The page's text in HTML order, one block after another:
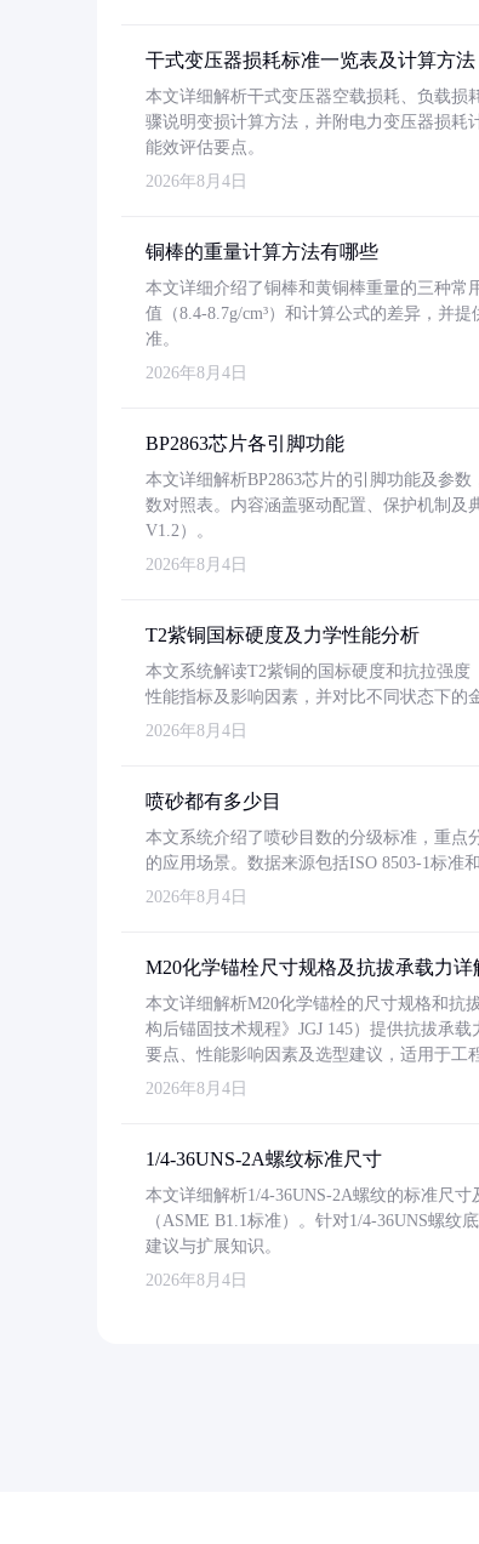
干式变压器损耗标准一览表及计算方法
本文详细解析干式变压器空载损耗、负载损
骤说明变损计算方法，并附电力变压器损耗
能效评估要点。
2026年8月4日
铜棒的重量计算方法有哪些
本文详细介绍了铜棒和黄铜棒重量的三种常
值（8.4-8.7g/cm³）和计算公式的差异，并
准。
2026年8月4日
BP2863芯片各引脚功能
本文详细解析BP2863芯片的引脚功能及参
数对照表。内容涵盖驱动配置、保护机制及
V1.2）。
2026年8月4日
T2紫铜国标硬度及力学性能分析
本文系统解读T2紫铜的国标硬度和抗拉强度
性能指标及影响因素，并对比不同状态下的
2026年8月4日
喷砂都有多少目
本文系统介绍了喷砂目数的分级标准，重点
的应用场景。数据来源包括ISO 8503-1标准
2026年8月4日
M20化学锚栓尺寸规格及抗拔承载力详
本文详细解析M20化学锚栓的尺寸规格和抗
构后锚固技术规程》JGJ 145）提供抗拔承
要点、性能影响因素及选型建议，适用于工
2026年8月4日
1/4-36UNS-2A螺纹标准尺寸
本文详细解析1/4-36UNS-2A螺纹的标准尺
（ASME B1.1标准）。针对1/4-36UNS螺
建议与扩展知识。
2026年8月4日